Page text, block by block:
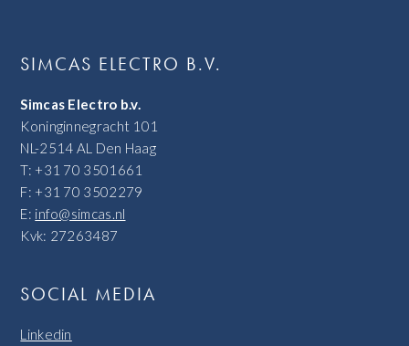
SIMCAS ELECTRO B.V.
Simcas Electro b.v.
Koninginnegracht 101
NL-2514 AL Den Haag
T: +31 70 3501661
F: +31 70 3502279
E: info@simcas.nl
Kvk: 27263487
SOCIAL MEDIA
Linkedin